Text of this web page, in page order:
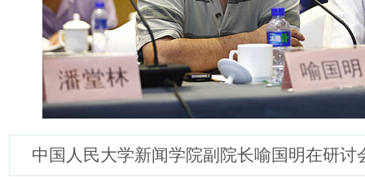
中国人民大学新闻学院副院长喻国明在研讨